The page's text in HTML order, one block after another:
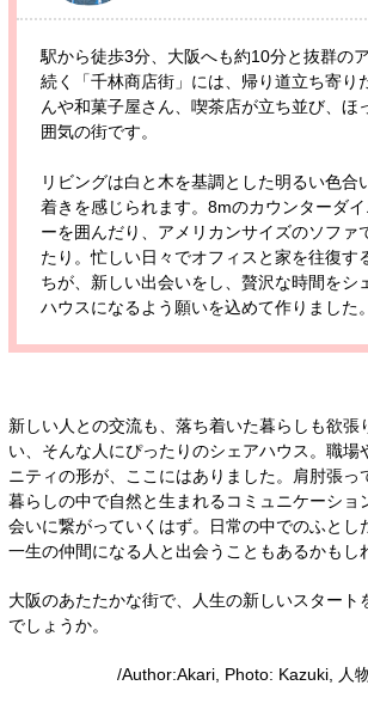
駅から徒歩3分、大阪へも約10分と抜群の
続く「千林商店街」には、帰り道立ち寄り
んや和菓子屋さん、喫茶店が立ち並び、ほ
囲気の街です。
リビングは白と木を基調とした明るい色合
着きを感じられます。8mのカウンターダ
ーを囲んだり、アメリカンサイズのソファ
たり。忙しい日々でオフィスと家を往復す
ちが、新しい出会いをし、贅沢な時間をシ
ハウスになるよう願いを込めて作りました。
新しい人との交流も、落ち着いた暮らしも欲張
い、そんな人にぴったりのシェアハウス。職場
ニティの形が、ここにはありました。肩肘張っ
暮らしの中で自然と生まれるコミュニケーショ
会いに繋がっていくはず。日常の中でのふとし
一生の仲間になる人と出会うこともあるかもし
大阪のあたたかな街で、人生の新しいスタート
でしょうか。
/Author:Akari, Photo: Kazuki, 人